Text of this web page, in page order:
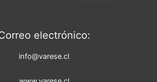
electrónico:
info@varese.cl